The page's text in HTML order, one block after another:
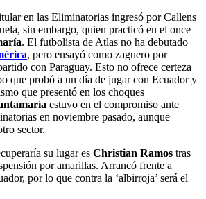
en las Eliminatorias ingresó por Callens
sin embargo, quien practicó en el once
. El futbolista de Atlas no ha debutado
, pero ensayó como zaguero por
con Paraguay. Esto no ofrece certeza
que probó a un día de jugar con Ecuador y
que presentó en los choques
estuvo en el compromiso ante
en noviembre pasado, aunque
sector.
su lugar es Christian Ramos tras
por amarillas. Arrancó frente a
por lo que contra la ‘albirroja’ será el